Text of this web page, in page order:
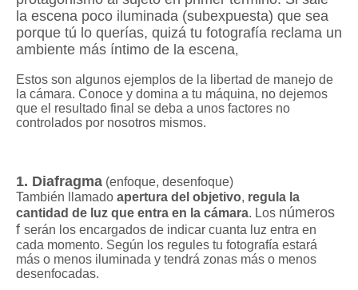
la escena poco iluminada (subexpuesta) que sea
porque tú lo querías, quizá tu fotografía reclama un
ambiente más íntimo de la escena,
Estos son algunos ejemplos de la libertad de manejo de
la cámara. Conoce y domina a tu máquina, no dejemos
que el resultado final se deba a unos factores no
controlados por nosotros mismos.
1. Diafragma (enfoque, desenfoque)
También llamado apertura del objetivo, regula la
cantidad de luz que entra en la cámara. Los números
f serán los encargados de indicar cuanta luz entra en
cada momento. Según los regules tu fotografía estará
más o menos iluminada y tendrá zonas más o menos
desenfocadas.